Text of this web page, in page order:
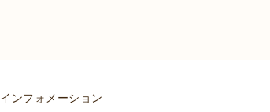
インフォメーション